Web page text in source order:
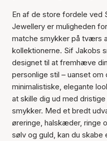
En af de store fordele ved
Jewellery er muligheden
matche smykker på tværs
kollektionerne. Sif Jakobs
designet til at fremhæve
personlige stil – uanset om
minimalistiske, elegante
at skille dig ud med
smykker. Med et bredt
øreringe, halskæder, ringe
sølv og guld, kan du skabe